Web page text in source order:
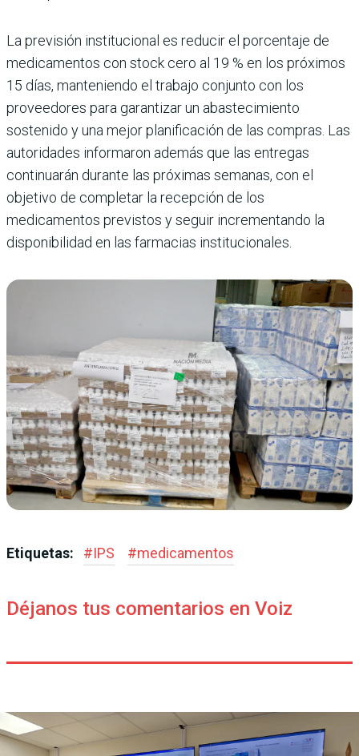
La previsión institucional es reducir el porcentaje de
medicamentos con stock cero al 19 % en los próximos
15 días, manteniendo el trabajo conjunto con los
proveedores para garantizar un abastecimiento
sostenido y una mejor planificación de las compras. Las
autoridades informaron además que las entregas
continuarán durante las próximas semanas, con el
objetivo de completar la recepción de los
medicamentos previstos y seguir incrementando la
disponibilidad en las farmacias institucionales.
Etiquetas: #IPS #medicamentos
Déjanos tus comentarios en Voiz